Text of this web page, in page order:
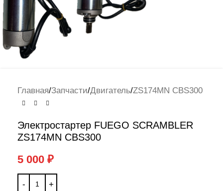
Главная/Запчасти/Двигатель/ZS174MN CBS300
Электростартер FUEGO SCRAMBLER
ZS174MN CBS300
5 000 ₽